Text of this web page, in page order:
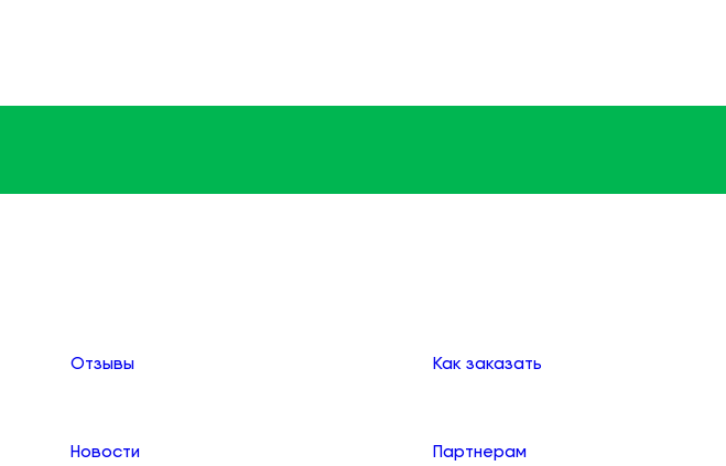
Отзывы
Новости
Как заказать
Партнерам